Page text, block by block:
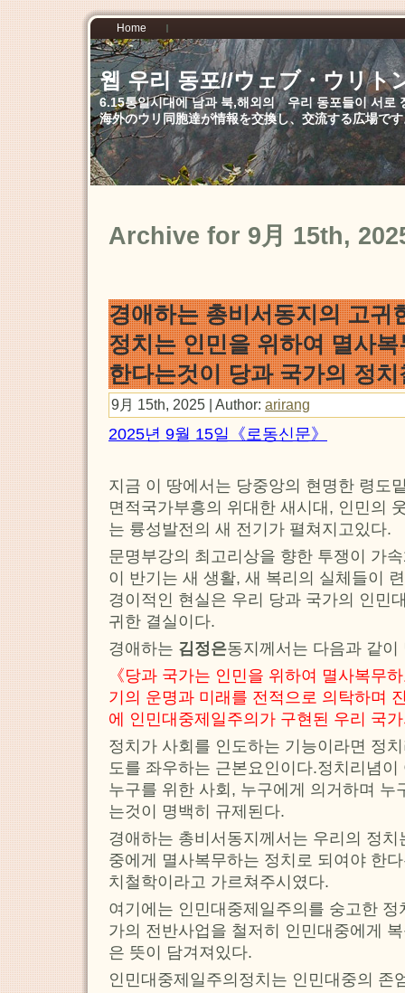
Home
웹 우리 동포//ウェブ・ウリト
6.15통일시대에 남과 북,해외의 우리 동포들이 서로
海外のウリ同胞達が情報を交換し、交流する広場で
Archive for 9月 15th,
경애하는 총비서동지의 고
정치는 인민을 위하여 멸사
한다는것이 당과 국가의 정
9月 15th, 2025 | Author: arirang
2025년 9월 15일《로동신문》
지금 이 땅에서는 당중앙의 현명한 령도
면적국가부흥의 위대한 새시대, 인민의
는 륭성발전의 새 전기가 펼쳐지고있다.
문명부강의 최고리상을 향한 투쟁이 가
이 반기는 새 생활, 새 복리의 실체들이
경이적인 현실은 우리 당과 국가의 인민
귀한 결실이다.
경애하는 김정은동지께서는 다음과 같이
《당과 국가는 인민을 위하여 멸사복무
기의 운명과 미래를 전적으로 의탁하며
에 인민대중제일주의가 구현된 우리 국
정치가 사회를 인도하는 기능이라면 정
도를 좌우하는 근본요인이다.정치리념
누구를 위한 사회, 누구에게 의거하며 누
는것이 명백히 규제된다.
경애하는 총비서동지께서는 우리의 정
중에게 멸사복무하는 정치로 되여야 한
치철학이라고 가르쳐주시였다.
여기에는 인민대중제일주의를 숭고한
가의 전반사업을 철저히 인민대중에게
은 뜻이 담겨져있다.
인민대중제일주의정치는 인민대중의 존